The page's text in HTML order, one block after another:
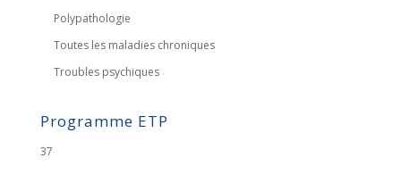
Polypathologie
Toutes les maladies chroniques
Troubles psychiques
Programme ETP
37